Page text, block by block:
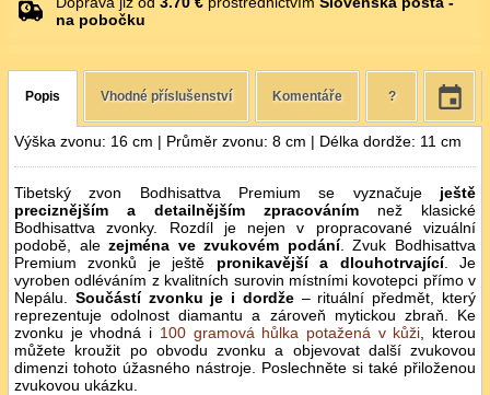
na pobočku
Popis Vhodné příslušenství Komentáře ?
Výška zvonu: 16 cm | Průměr zvonu: 8 cm | Délka dordže: 11 cm
Tibetský zvon Bodhisattva Premium se vyznačuje ještě
preciznějším a detailnějším zpracováním než klasické
Bodhisattva zvonky. Rozdíl je nejen v propracované vizuální
podobě, alezejména ve zvukovém podání. Zvuk Bodhisattva
Premium zvonků je ještě pronikavější a dlouhotrvající. Je
vyroben odléváním z kvalitních surovin místními kovotepci přímo v
Nepálu. Součástí zvonku je i dordže– rituální předmět, který
reprezentuje odolnost diamantu a zároveň mytickou zbraň. Ke
zvonku je vhodná i 100 gramová hůlka potažená v kůži , kterou
můžete kroužit po obvodu zvonku a objevovat další zvukovou
dimenzi tohoto úžasného nástroje. Poslechněte si také přiloženou
zvukovou ukázku.